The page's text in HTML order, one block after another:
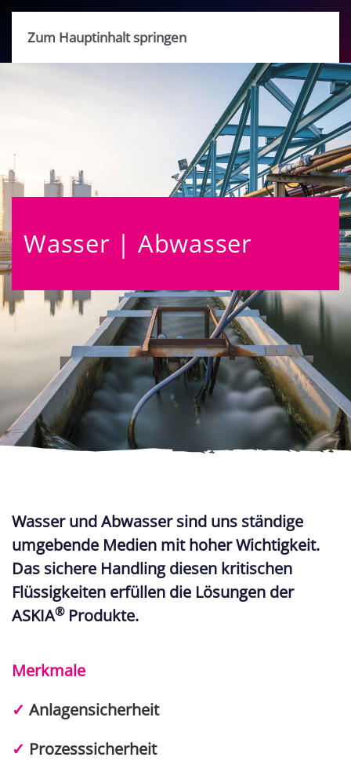
Zum Hauptinhalt springen
Wasser | Abwasser
Wasser und Abwasser sind uns ständige
umgebende Medien mit hoher Wichtigkeit.
Das sichere Handling diesen kritischen
Flüssigkeiten erfüllen die Lösungen der
ASKIA®Produkte.
Merkmale
✓ Anlagensicherheit
✓ Prozesssicherheit